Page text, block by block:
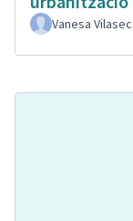
Vanesa